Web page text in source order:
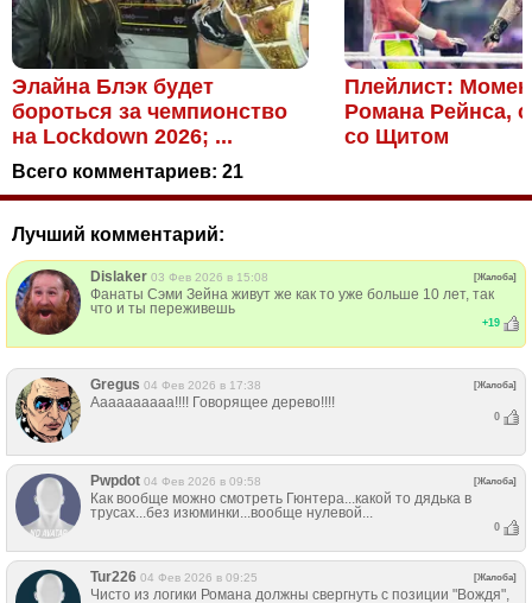
Элайна Блэк будет
бороться за чемпионство
на Lockdown 2026; ...
Плейлист:
Романа Рейнса,
со Щитом
Всего комментариев: 21
Лучший комментарий:
Dislaker 03 Фев 2026 в 15:08 [Жалоба]
Фанаты Сэми Зейна живут же как то уже больше 10 лет, так
что и ты переживешь
+19
Gregus 04 Фев 2026 в 17:38 [Жалоба]
Аааааааааа!!!! Говорящее дерево!!!!
0
Pwpdot 04 Фев 2026 в 09:58 [Жалоба]
Как вообще можно смотреть Гюнтера...какой то дядька в
трусах...без изюминки...вообще нулевой...
0
Tur226 04 Фев 2026 в 09:25 [Жалоба]
Чисто из логики Романа должны свергнуть с позиции "Вождя",